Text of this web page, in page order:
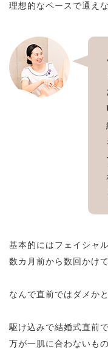
理想的なペースで通え
基本的にはフェイシャ
数カ月前から数回かけ
なんで直前ではダメか
駆け込みで結婚式直前
万が一肌に合わないも